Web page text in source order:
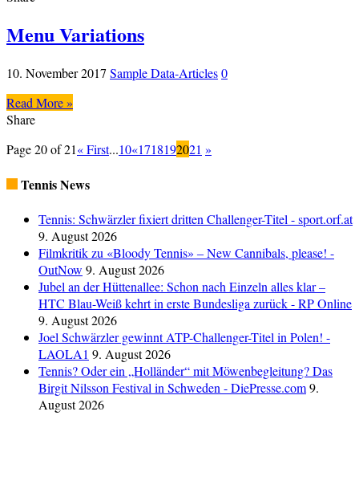
Menu Variations
10. November 2017 Sample Data-Articles0
Read More »
Share
Page 20 of 21« First...10«1718192021 »
Tennis News
Tennis: Schwärzler fixiert dritten Challenger-Titel - sport.orf.at
9. August 2026
Filmkritik zu «Bloody Tennis» ‒ New Cannibals, please! -
OutNow 9. August 2026
Jubel an der Hüttenallee: Schon nach Einzeln alles klar –
HTC Blau-Weiß kehrt in erste Bundesliga zurück - RP Online
9. August 2026
Joel Schwärzler gewinnt ATP-Challenger-Titel in Polen! -
LAOLA1 9. August 2026
Tennis? Oder ein „Holländer“ mit Möwenbegleitung? Das
Birgit Nilsson Festival in Schweden - DiePresse.com9.
August 2026